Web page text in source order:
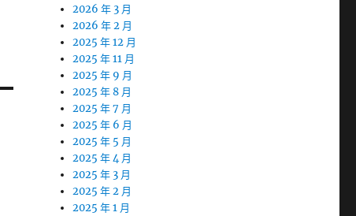
2026 年 3 月
2026 年 2 月
2025 年 12 月
2025 年 11 月
2025 年 9 月
2025 年 8 月
2025 年 7 月
2025 年 6 月
2025 年 5 月
2025 年 4 月
2025 年 3 月
2025 年 2 月
2025 年 1 月